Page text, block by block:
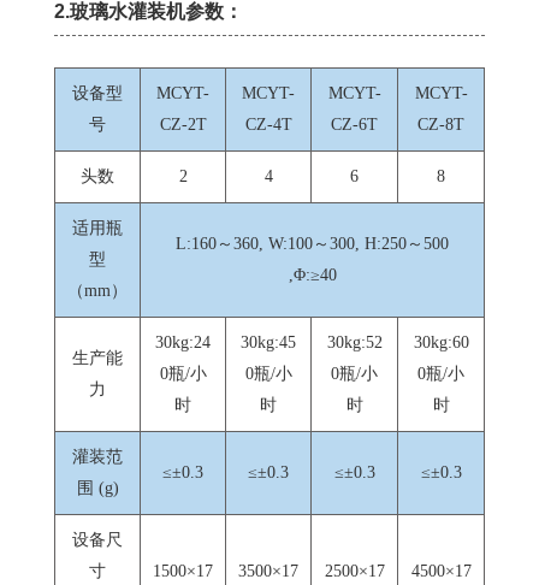
2.玻璃水灌装机参数：
设备型
号
MCYT-
CZ-2T
MCYT-
CZ-4T
MCYT-
CZ-6T
MCYT-
CZ-8T
头数 2 4 6 8
适用瓶
型
（mm）
L:160～360, W:100～300, H:250～500
,Φ:≥40
生产能
力
30kg:24
0瓶/小
时
30kg:45
0瓶/小
时
30kg:52
0瓶/小
时
30kg:60
0瓶/小
时
灌装范
围 (g)
≤±0.3 ≤±0.3 ≤±0.3 ≤±0.3
设备尺
寸
1500×17
3500×17
2500×17
4500×17